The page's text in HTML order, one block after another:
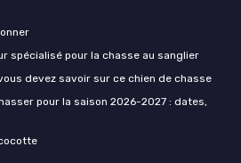
spécialisé pour la chasse au sanglier
devez savoir sur ce chien de chasse
pour la saison 2026-2027 : dates,